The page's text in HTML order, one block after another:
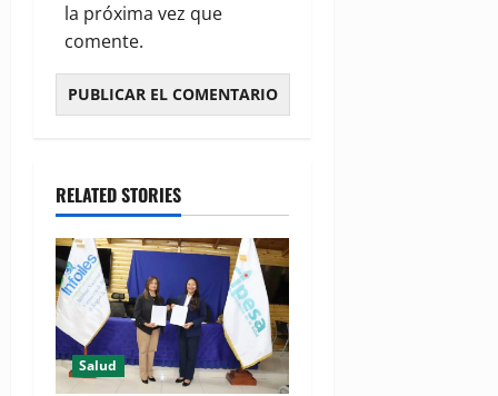
la próxima vez que
comente.
RELATED STORIES
Salud